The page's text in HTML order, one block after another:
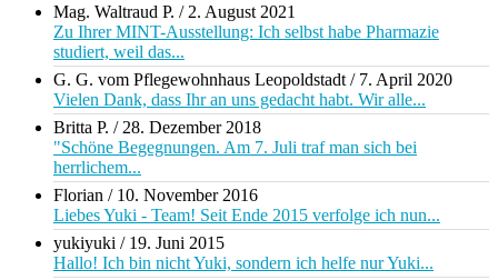
Mag. Waltraud P. / 2. August 2021
Zu Ihrer MINT-Ausstellung: Ich selbst habe Pharmazie
studiert, weil das...
G. G. vom Pflegewohnhaus Leopoldstadt / 7. April 2020
Vielen Dank, dass Ihr an uns gedacht habt. Wir alle...
Britta P. / 28. Dezember 2018
"Schöne Begegnungen. Am 7. Juli traf man sich bei
herrlichem...
Florian / 10. November 2016
Liebes Yuki - Team! Seit Ende 2015 verfolge ich nun...
yukiyuki / 19. Juni 2015
Hallo! Ich bin nicht Yuki, sondern ich helfe nur Yuki...